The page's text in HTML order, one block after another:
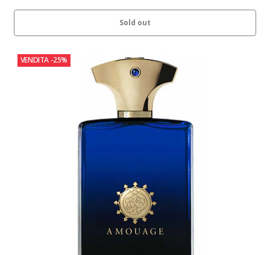
Sold out
VENDITA -25%